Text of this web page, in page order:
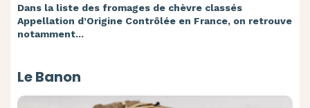
Dans la liste des fromages de chèvre classés
Appellation d’Origine Contrôlée en France, on retrouve
notamment...
Le Banon